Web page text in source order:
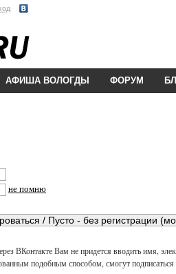
АФИША ВОЛОГДЫ ФОРУМ
не помню
ВКонтакте Вам не придется вводить имя,
подобным способом, смогут